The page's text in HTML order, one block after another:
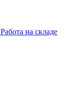
на складе